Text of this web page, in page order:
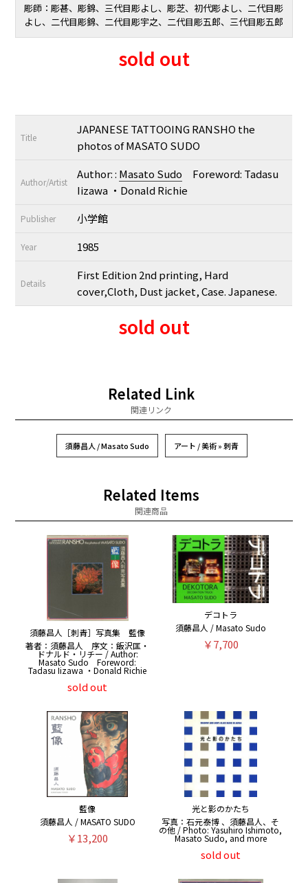
彫師：彫甚、彫錦、三代目彫よし、彫芝、初代彫よし、二代目彫
よし、二代目彫錦、二代目彫宇之、二代目彫五郎、三代目彫五郎
sold out
Title
JAPANESE TATTOOING RANSHO the
photos of MASATO SUDO
Author/Artist
Author: : Masato Sudo Foreword: Tadasu
Iizawa ・Donald Richie
Publisher 小学館
Year 1985
Details
First Edition 2nd printing, Hard
cover,Cloth, Dust jacket, Case. Japanese.
sold out
Related Link
関連リンク
須藤昌人 / Masato Sudo アート / 美術 » 刺青
Related Items
関連商品
須藤昌人［刺青］写真集 藍像
著者：須藤昌人 序文：飯沢匡・
ドナルド・リチー / Author:
Masato Sudo Foreword:
Tadasu Iizawa ・Donald Richie
sold out
デコトラ
須藤昌人 / Masato Sudo
￥7,700
藍像
須藤昌人 / MASATO SUDO
￥13,200
光と影のかたち
写真：石元泰博 、須藤昌人、そ
の他 / Photo: Yasuhiro Ishimoto,
Masato Sudo, and more
sold out